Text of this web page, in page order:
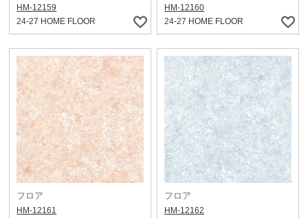
HM-12159
24-27 HOME FLOOR
HM-12160
24-27 HOME FLOOR
フロア
HM-12161
フロア
HM-12162